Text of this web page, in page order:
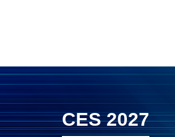
CES 2027